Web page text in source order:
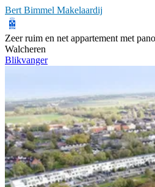
Bert Bimmel Makelaardij
Zeer ruim en net appartement met
Walcheren
Blikvanger